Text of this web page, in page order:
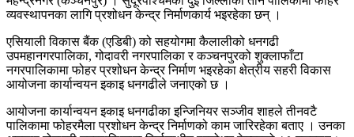
व्यवस्थापनका लागि प्रशोधन केन्द्र निर्माणकार्य भइरहेका छन् ।
एसियाली विकास बैंक (एडिबी) को सहयोगमा कैलालीको धनगढी
उपमहानगरपालिका, गोदावरी नगरपालिका र कञ्चनपुरको शुक्लाफाँटा
नगरपालिकामा फोहर प्रशोधन केन्द्र निर्माण भइरहेका क्षेत्रीय सहरी विकास
आयोजना कार्यान्वयन इकाइ धनगढीले जनाएको छ ।
आयोजना कार्यान्वयन इकाइ धनगढीका इन्जिनियर सञ्जीव शाहले तीनवटै
पालिकामा फोहरमैला प्रशोधन केन्द्र निर्माणको काम जारिरहेका बताए । उनका